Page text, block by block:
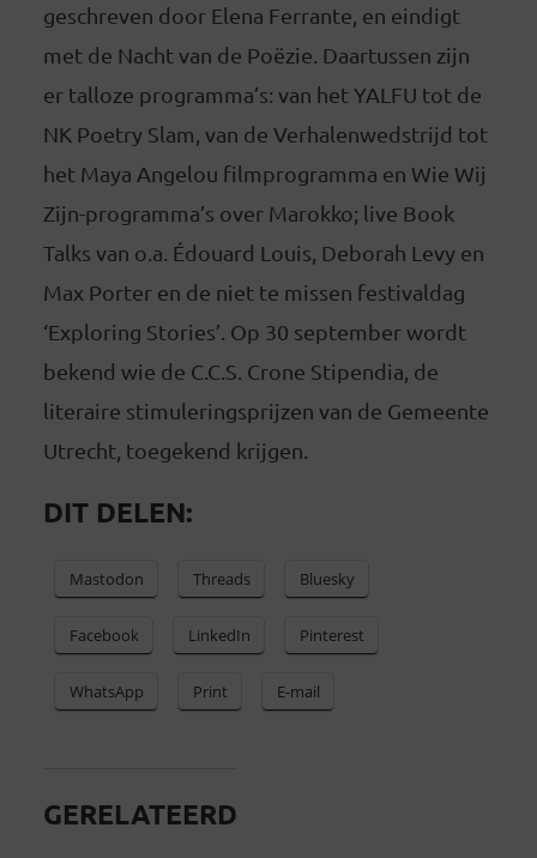
geschreven door Elena Ferrante, en eindigt
met de Nacht van de Poëzie. Daartussen zijn
er talloze programma’s: van het YALFU tot de
NK Poetry Slam, van de Verhalenwedstrijd tot
het Maya Angelou filmprogramma en Wie Wij
Zijn-programma’s over Marokko; live Book
Talks van o.a. Édouard Louis, Deborah Levy en
Max Porter en de niet te missen festivaldag
‘Exploring Stories’. Op 30 september wordt
bekend wie de C.C.S. Crone Stipendia, de
literaire stimuleringsprijzen van de Gemeente
Utrecht, toegekend krijgen.
DIT DELEN:
Mastodon Threads Bluesky
Facebook LinkedIn Pinterest
WhatsApp Print E-mail
GERELATEERD